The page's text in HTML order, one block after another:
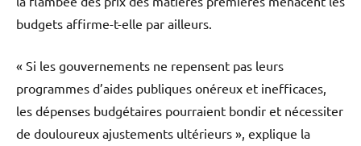
budgets affirme-t-elle par ailleurs.
« Si les gouvernements ne repensent pas leurs
programmes d’aides publiques onéreux et inefficaces,
les dépenses budgétaires pourraient bondir et nécessiter
de douloureux ajustements ultérieurs », explique la